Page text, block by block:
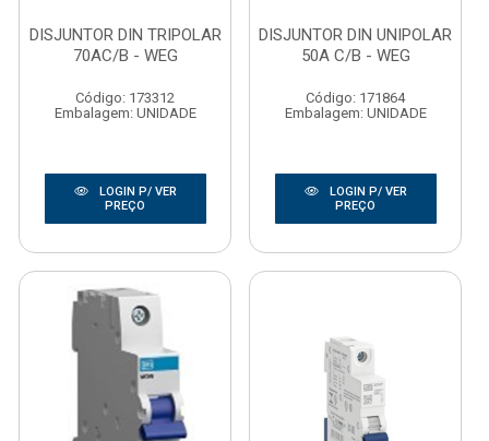
DISJUNTOR DIN TRIPOLAR
70AC/B - WEG
Código: 173312
Embalagem: UNIDADE
LOGIN P/ VER
PREÇO
DISJUNTOR DIN UNIPOLAR
50A C/B - WEG
Código: 171864
Embalagem: UNIDADE
LOGIN P/ VER
PREÇO